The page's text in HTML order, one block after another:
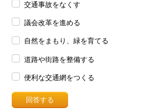
交通事故をなくす
議会改革を進める
自然をまもり、緑を育てる
道路や街路を整備する
便利な交通網をつくる